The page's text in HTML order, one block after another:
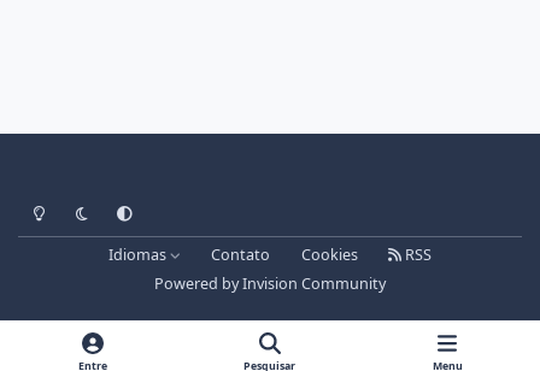
Light ModeDark ModeSystem Preference
Idiomas Contato Cookies
RSS
Powered byInvision Community
Entre Pesquisar Menu